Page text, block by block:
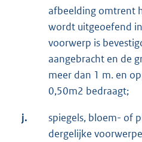
afbeelding omtrent
wordt uitgeoefend
voorwerp is
aangebracht en de
meer dan 1 m. en
0,50m2 bedraagt;
j.
spiegels, bloem- of
dergelijke